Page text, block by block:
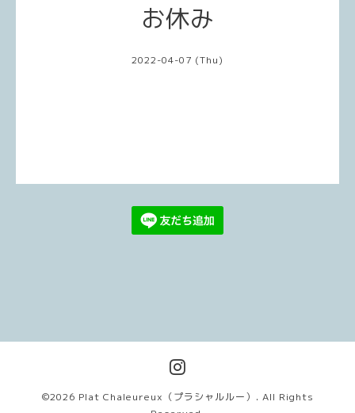
お休み
2022-04-07 (Thu)
©2026 Plat Chaleureux（プラシャルルー） . All Rights